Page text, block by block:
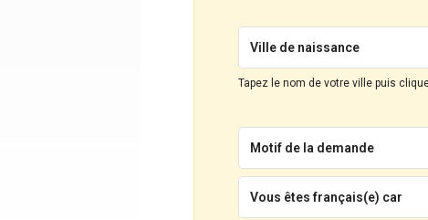
Ville de naissance
Tapez le nom de votre ville puis
Motif de la demande
Vous êtes français(e) car